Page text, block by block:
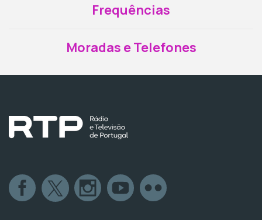
Frequências
Moradas e Telefones